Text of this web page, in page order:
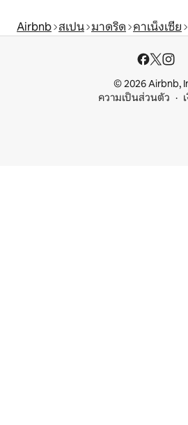
Airbnb สเปน มาดริด คาเน็งเซีย
© 2026 Airbnb,
ความเป็นส่วนตัว